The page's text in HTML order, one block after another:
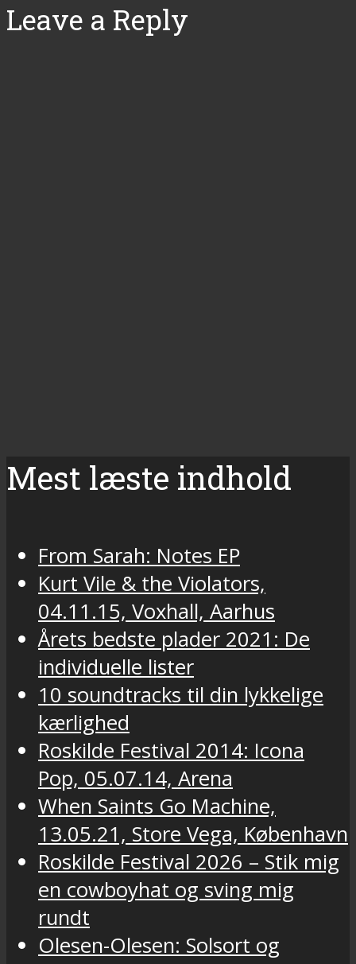
Leave a Reply
Mest læste indhold
From Sarah: Notes EP
Kurt Vile & the Violators,
04.11.15, Voxhall, Aarhus
Årets bedste plader 2021: De
individuelle lister
10 soundtracks til din lykkelige
kærlighed
Roskilde Festival 2014: Icona
Pop, 05.07.14, Arena
When Saints Go Machine,
13.05.21, Store Vega, København
Roskilde Festival 2026 – Stik mig
en cowboyhat og sving mig
rundt
Olesen-Olesen: Solsort og